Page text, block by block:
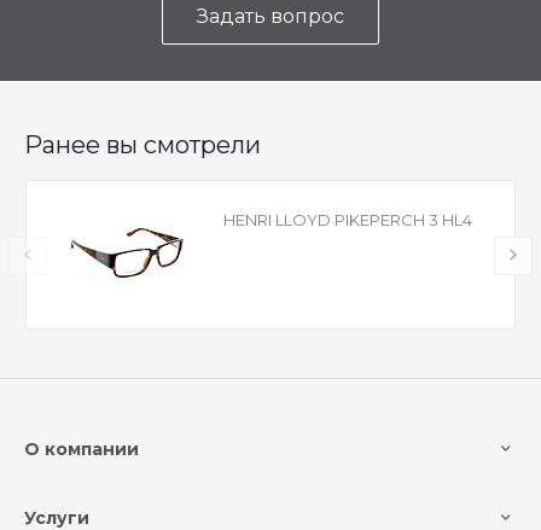
Задать вопрос
Ранее вы смотрели
HENRI LLOYD PIKEPERCH 3 HL4
О компании
Услуги